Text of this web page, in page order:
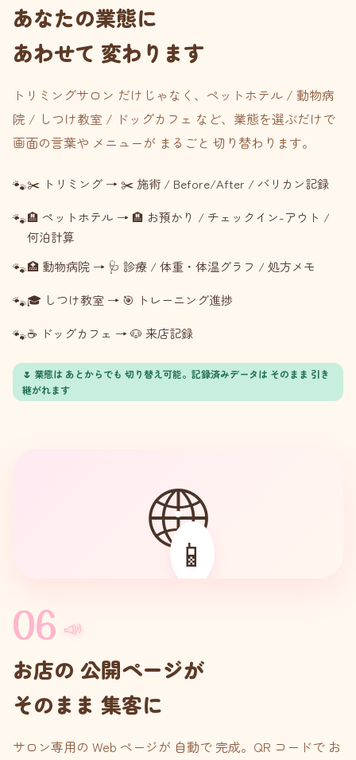
🐾
あなたの業態に
あわせて 変わります
トリミングサロン だけじゃなく、ペットホテル / 動物病
院 / しつけ教室 / ドッグカフェ など、業態を選ぶだけで
画面の言葉や メニューが まるごと 切り替わります。
✂️ トリミング → ✂️ 施術 / Before/After / バリカン記録
🏨 ペットホテル → 🏨 お預かり / チェックイン-アウト /
何泊計算
🏥 動物病院 → 🩺 診療 / 体重・体温グラフ / 処方メモ
🎓 しつけ教室 → 🎯 トレーニング進捗
☕ ドッグカフェ → 🐶 来店記録
🌷 業態は あとからでも 切り替え可能。記録済みデータは そのまま 引き
継がれます
🌐
📱
06 📣
お店の 公開ページが
そのまま 集客に
サロン専用の Web ページが 自動で 完成。QR コードで お